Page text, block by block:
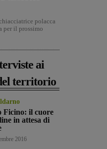
polacca
per il prossimo
ai
territorio
Ficino: il cuore
in attesa di
2016